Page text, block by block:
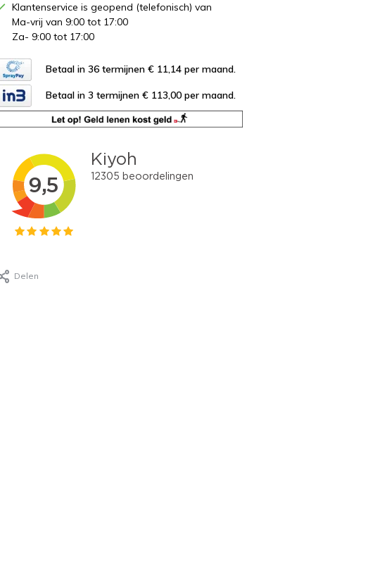
Klantenservice is geopend (telefonisch) van
Ma-vrij van 9:00 tot 17:00
Za- 9:00 tot 17:00
Betaal in 36 termijnen € 11,14 per maand.
Betaal in 3 termijnen € 113,00 per maand.
Delen